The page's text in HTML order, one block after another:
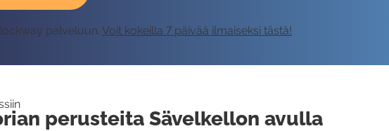
palveluun. Voit kokeilla 7 päivää ilmaiseksi tästä!
perusteita Sävelkellon avulla